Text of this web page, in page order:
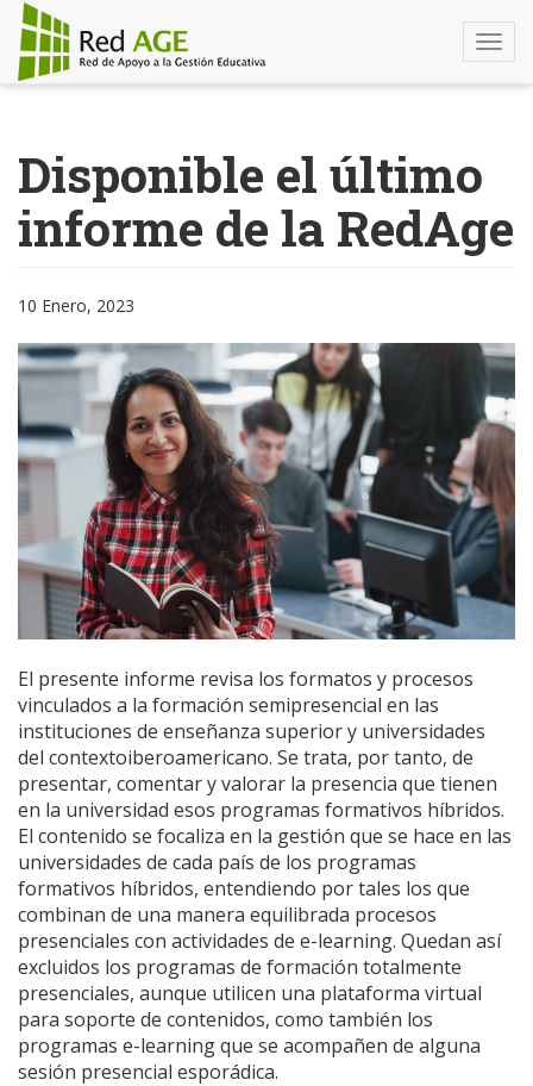
contenido
principal
Disponible el último
informe de la RedAge
10 Enero, 2023
El presente informe revisa los formatos y procesos
vinculados a la formación semipresencial en las
instituciones de enseñanza superior y universidades
del contextoiberoamericano. Se trata, por tanto, de
presentar, comentar y valorar la presencia que tienen
en la universidad esos programas formativos híbridos.
El contenido se focaliza en la gestión que se hace en las
universidades de cada país de los programas
formativos híbridos, entendiendo por tales los que
combinan de una manera equilibrada procesos
presenciales con actividades de e-learning. Quedan así
excluidos los programas de formación totalmente
presenciales, aunque utilicen una plataforma virtual
para soporte de contenidos, como también los
programas e-learning que se acompañen de alguna
sesión presencial esporádica.